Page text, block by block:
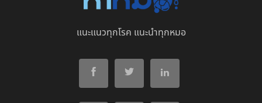
แนะแนวทุกโรค แนะนำทุกหมอ